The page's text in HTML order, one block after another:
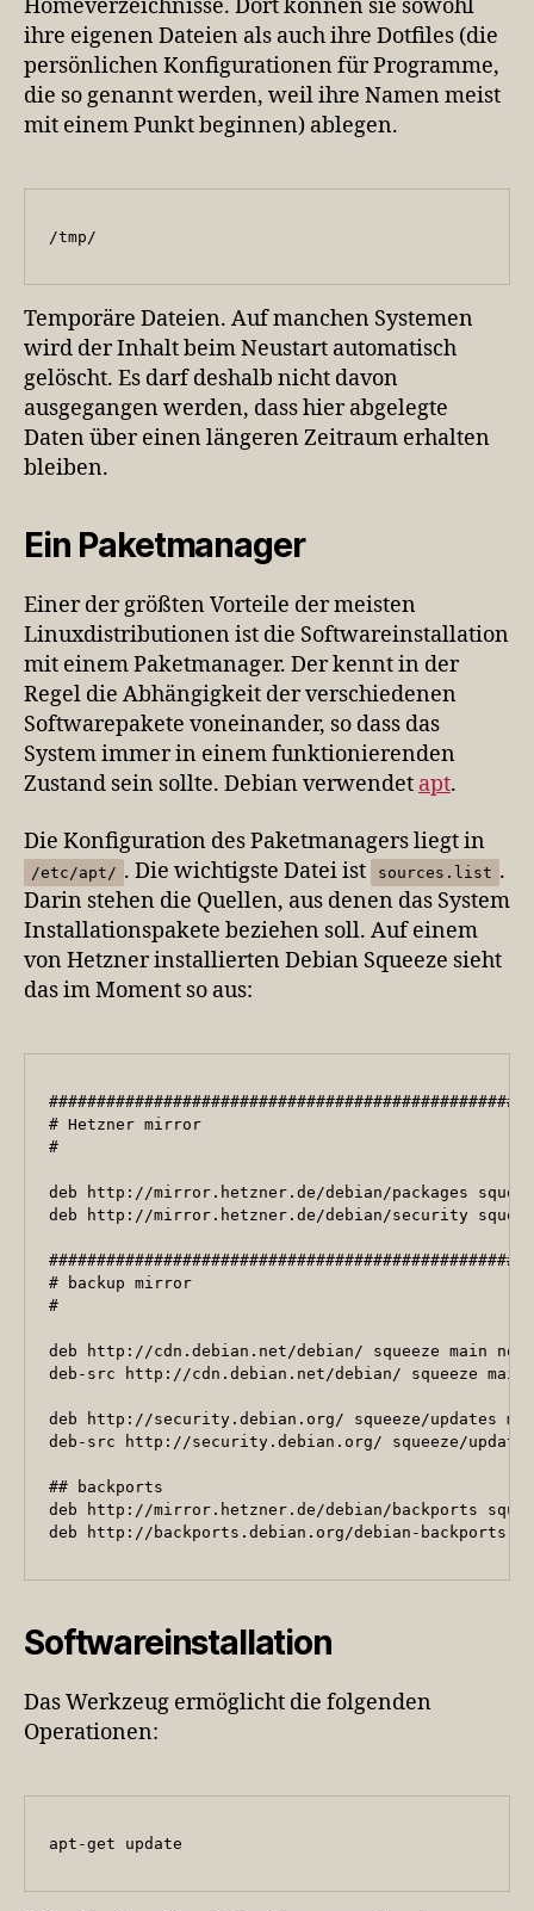
Homeverzeichnisse. Dort können sie sowohl
ihre eigenen Dateien als auch ihre Dotfiles (die
persönlichen Konfigurationen für Programme,
die so genannt werden, weil ihre Namen meist
mit einem Punkt beginnen) ablegen.
/tmp/
Temporäre Dateien. Auf manchen Systemen
wird der Inhalt beim Neustart automatisch
gelöscht. Es darf deshalb nicht davon
ausgegangen werden, dass hier abgelegte
Daten über einen längeren Zeitraum erhalten
bleiben.
Ein Paketmanager
Einer der größten Vorteile der meisten
Linuxdistributionen ist die Softwareinstallation
mit einem Paketmanager. Der kennt in der
Regel die Abhängigkeit der verschiedenen
Softwarepakete voneinander, so dass das
System immer in einem funktionierenden
Zustand sein sollte. Debian verwendet apt.
Die Konfiguration des Paketmanagers liegt in
/etc/apt/ . Die wichtigste Datei ist sources.list .
Darin stehen die Quellen, aus denen das System
Installationspakete beziehen soll. Auf einem
von Hetzner installierten Debian Squeeze sieht
das im Moment so aus:
# Hetzner mirror
#
deb http://mirror.hetzner.de/debian/packages
deb http://mirror.hetzner.de/debian/security
# backup mirror
#
deb http://cdn.debian.net/debian/ squeeze main
deb-src http://cdn.debian.net/debian/ squeeze
deb http://security.debian.org/ squeeze/updates
deb-src http://security.debian.org/ squeeze/
## backports
deb http://mirror.hetzner.de/debian/backports
deb http://backports.debian.org/debian-backports
Softwareinstallation
Das Werkzeug ermöglicht die folgenden
Operationen:
apt-get update